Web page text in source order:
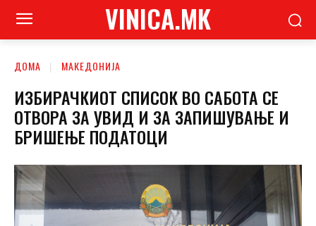
VINICA.MK
ДОМА МАКЕДОНИЈА
ИЗБИРАЧКИОТ СПИСОК ВО САБОТА СЕ
ОТВОРА ЗА УВИД И ЗА ЗАПИШУВАЊЕ И
БРИШЕЊЕ ПОДАТОЦИ